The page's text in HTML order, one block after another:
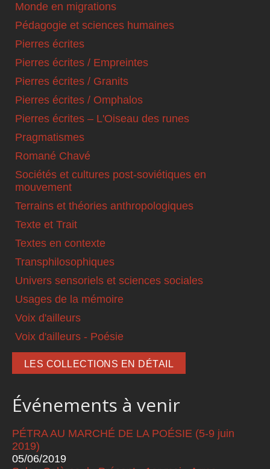
Monde en migrations
Pédagogie et sciences humaines
Pierres écrites
Pierres écrites / Empreintes
Pierres écrites / Granits
Pierres écrites / Omphalos
Pierres écrites – L'Oiseau des runes
Pragmatismes
Romané Chavé
Sociétés et cultures post-soviétiques en
mouvement
Terrains et théories anthropologiques
Texte et Trait
Textes en contexte
Transphilosophiques
Univers sensoriels et sciences sociales
Usages de la mémoire
Voix d'ailleurs
Voix d'ailleurs - Poésie
LES COLLECTIONS EN DÉTAIL
Événements à venir
PÉTRA AU MARCHÉ DE LA POÉSIE (5-9 juin
2019)
05/06/2019